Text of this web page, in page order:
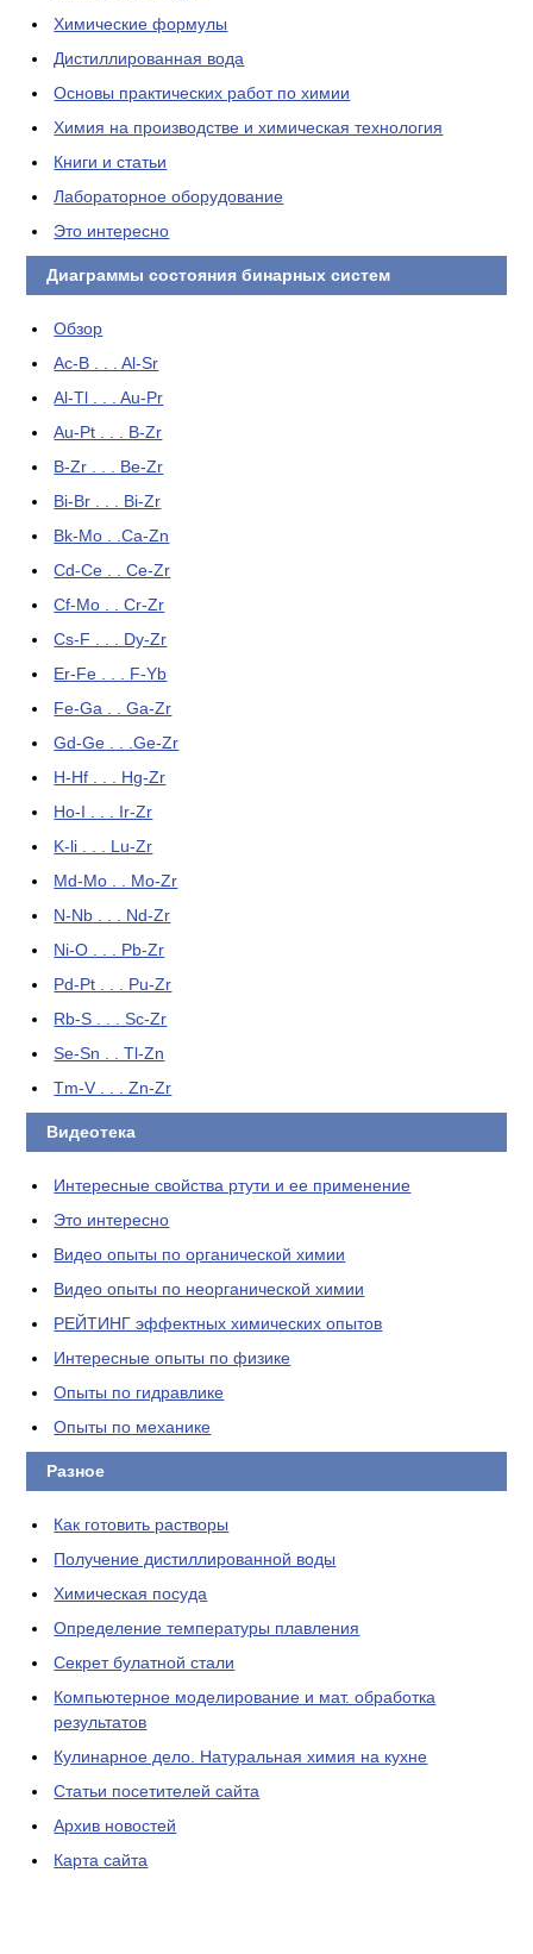
Химические формулы
Дистиллированная вода
Основы практических работ по химии
Химия на производстве и химическая технология
Книги и статьи
Лабораторное оборудование
Это интересно
Диаграммы состояния бинарных систем
Обзор
Ac-B . . . Al-Sr
Al-Tl . . . Au-Pr
Au-Pt . . . B-Zr
B-Zr . . . Be-Zr
Bi-Br . . . Bi-Zr
Bk-Mo . .Ca-Zn
Cd-Ce . . Ce-Zr
Cf-Mo . . Cr-Zr
Cs-F . . . Dy-Zr
Er-Fe . . . F-Yb
Fe-Ga . . Ga-Zr
Gd-Ge . . .Ge-Zr
H-Hf . . . Hg-Zr
Ho-I . . . Ir-Zr
K-li . . . Lu-Zr
Md-Mo . . Mo-Zr
N-Nb . . . Nd-Zr
Ni-O . . . Pb-Zr
Pd-Pt . . . Pu-Zr
Rb-S . . . Sc-Zr
Se-Sn . . Tl-Zn
Tm-V . . . Zn-Zr
Видеотека
Интересные свойства ртути и ее применение
Это интересно
Видео опыты по органической химии
Видео опыты по неорганической химии
РЕЙТИНГ эффектных химических опытов
Интересные опыты по физике
Опыты по гидравлике
Опыты по механике
Разное
Как готовить растворы
Получение дистиллированной воды
Химическая посуда
Определение температуры плавления
Секрет булатной стали
Компьютерное моделирование и мат. обработка
результатов
Кулинарное дело. Натуральная химия на кухне
Статьи посетителей сайта
Архив новостей
Карта сайта